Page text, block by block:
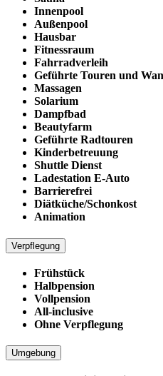
Innenpool
Außenpool
Hausbar
Fitnessraum
Fahrradverleih
Geführte Touren und
Massagen
Solarium
Dampfbad
Beautyfarm
Geführte Radtouren
Kinderbetreuung
Shuttle Dienst
Ladestation E-Auto
Barrierefrei
Diätküche/Schonkost
Animation
Verpflegung
Frühstück
Halbpension
Vollpension
All-inclusive
Ohne Verpflegung
Umgebung